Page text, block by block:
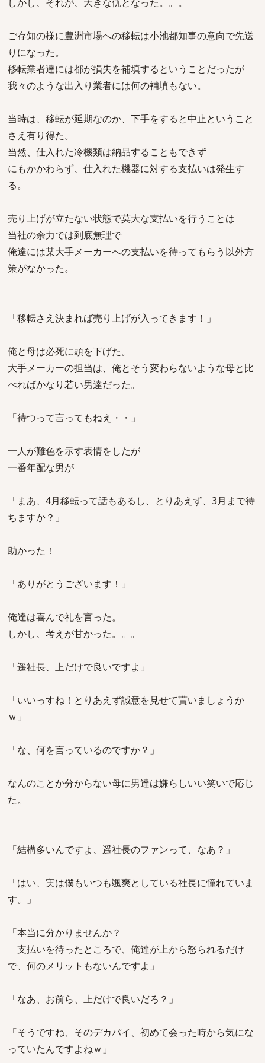
ご存知の様に豊洲市場への移転は小池都知事の意向で先送
りになった。
移転業者達には都が損失を補填するということだったが
我々のような出入り業者には何の補填もない。
当時は、移転が延期なのか、下手をすると中止ということ
さえ有り得た。
当然、仕入れた冷機類は納品することもできず
にもかかわらず、仕入れた機器に対する支払いは発生す
る。
売り上げが立たない状態で莫大な支払いを行うことは
当社の余力では到底無理で
俺達には某大手メーカーへの支払いを待ってもらう以外方
策がなかった。
「移転さえ決まれば売り上げが入ってきます！」
俺と母は必死に頭を下げた。
大手メーカーの担当は、俺とそう変わらないような母と比
べればかなり若い男達だった。
「待つって言ってもねえ・・」
一人が難色を示す表情をしたが
一番年配な男が
「まあ、4月移転って話もあるし、とりあえず、3月まで待
ちますか？」
助かった！
「ありがとうございます！」
俺達は喜んで礼を言った。
しかし、考えが甘かった。。。
「遥社長、上だけで良いですよ」
「いいっすね！とりあえず誠意を見せて貰いましょうか
ｗ」
「な、何を言っているのですか？」
なんのことか分からない母に男達は嫌らしいい笑いで応じ
た。
「結構多いんですよ、遥社長のファンって、なあ？」
「はい、実は僕もいつも颯爽としている社長に憧れていま
す。」
「本当に分かりませんか？
支払いを待ったところで、俺達が上から怒られるだけ
で、何のメリットもないんですよ」
「なあ、お前ら、上だけで良いだろ？」
「そうですね、そのデカパイ、初めて会った時から気にな
っていたんですよねｗ」